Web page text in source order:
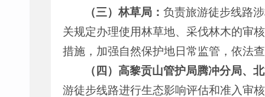
（三）林草局：负责旅游徒步线路
关规定办理使用林草地、采伐林木的审
措施，加强自然保护地日常监管，依法
（四）高黎贡山管护局腾冲分局、
游徒步线路进行生态影响评估和准入审